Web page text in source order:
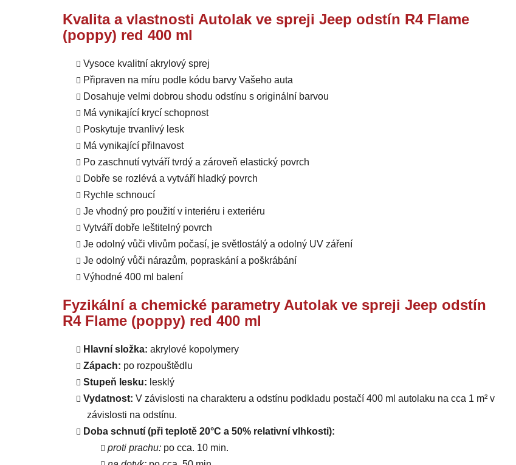
Kvalita a vlastnosti Autolak ve spreji Jeep odstín R4 Flame
(poppy) red 400 ml
Vysoce kvalitní akrylový sprej
Připraven na míru podle kódu barvy Vašeho auta
Dosahuje velmi dobrou shodu odstínu s originální barvou
Má vynikající krycí schopnost
Poskytuje trvanlivý lesk
Má vynikající přilnavost
Po zaschnutí vytváří tvrdý a zároveň elastický povrch
Dobře se rozlévá a vytváří hladký povrch
Rychle schnoucí
Je vhodný pro použití v interiéru i exteriéru
Vytváří dobře leštitelný povrch
Je odolný vůči vlivům počasí, je světlostálý a odolný UV záření
Je odolný vůči nárazům, popraskání a poškrábání
Výhodné 400 ml balení
Fyzikální a chemické parametry Autolak ve spreji Jeep odstín
R4 Flame (poppy) red 400 ml
Hlavní složka: akrylové kopolymery
Zápach: po rozpouštědlu
Stupeň lesku: lesklý
Vydatnost: V závislosti na charakteru a odstínu podkladu postačí 400 ml autolaku na cca 1 m² v
závislosti na odstínu.
Doba schnutí (při teplotě 20°C a 50% relativní vlhkosti):
proti prachu: po cca. 10 min.